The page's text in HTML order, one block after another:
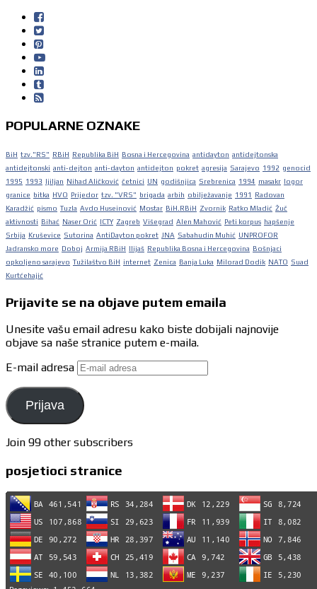
POPULARNE OZNAKE
BiH tzv."RS" RBiH Republika BiH Bosna i Hercegovina antidayton antidejtonska
antidejtonski anti-dejton anti-dayton antidejton pokret agresija Sarajevo 1992 genocid
1995 1993 ljiljan Nihad Aličković četnici UN godišnjica Srebrenica 1994 masakr logor
granice bitka HVO Prijedor tzv. "VRS" brigada arbih obilježavanje 1991
Radovan
Karadžić pismo Tuzla Avdo Huseinović Mostar BiH.RBiH Zvornik Ratko Mladić Žuč
aktivnosti Bihać Naser Orić ICTY Zagreb Višegrad Alen Mahović Peti korpus hapšenje
Srbija Kruševice Sutorina AntiDayton pokret JNA Sabahudin Muhić UNPROFOR
Jadransko more Doboj Armija RBiH Ilijaš Republika Bosna i Hercegovina Bošnjaci
opkoljeno sarajevo Tužilaštvo BiH internet Zenica Banja Luka Milorad Dodik NATO Suad
Kurtćehajić
Prijavite se na objave putem emaila
Unesite vašu email adresu kako biste dobijali najnovije
objave sa naše stranice putem e-maila.
E-mail adresa
Prijava
Join 99 other subscribers
posjetioci stranice